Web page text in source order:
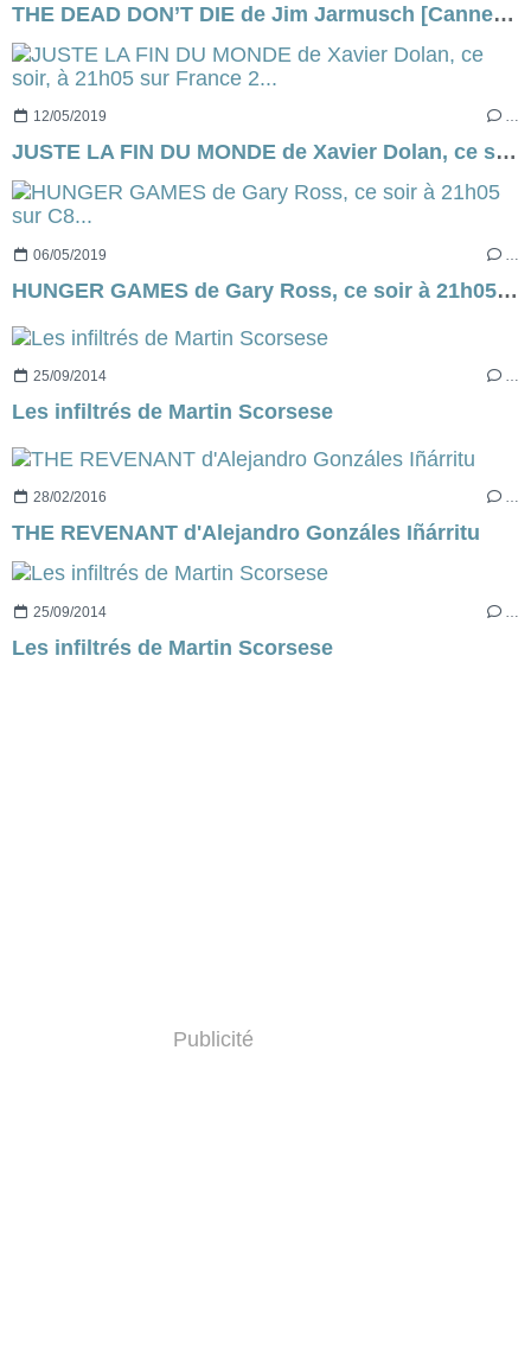
THE DEAD DON’T DIE de Jim Jarmusch [Cannes Express]
12/05/2019 …
JUSTE LA FIN DU MONDE de Xavier Dolan, ce soir, à 21h05 sur France 2...
06/05/2019
HUNGER GAMES de Gary Ross, ce soir à 21h05 sur C8...
25/09/2014 …
Les infiltrés de Martin Scorsese
28/02/2016 …
THE REVENANT d'Alejandro Gonzáles Iñárritu
25/09/2014 …
Les infiltrés de Martin Scorsese
Publicité